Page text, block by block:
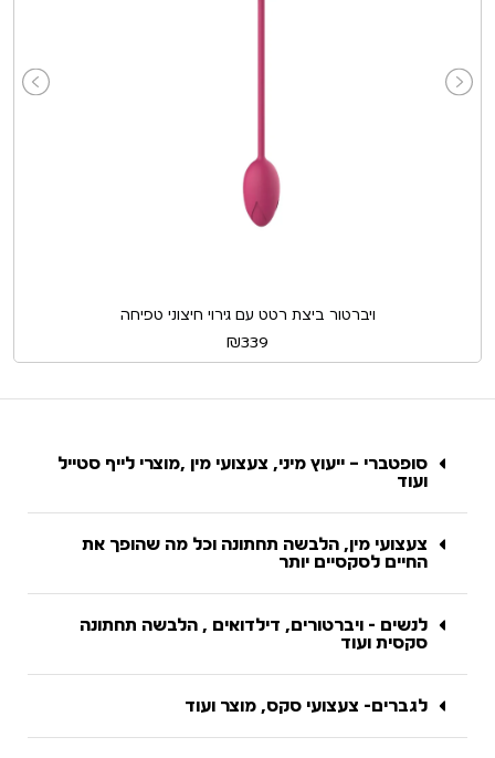
ויברטור ביצת רטט עם גירוי חיצוני טפיחה
₪339
סופטברי – ייעוץ מיני, צעצועי מין ,מוצרי לייף סטייל
ועוד
צעצועי מין, הלבשה תחתונה וכל מה שהופך את
החיים לסקסיים יותר
לנשים - ויברטורים, דילדואים , הלבשה תחתונה
סקסית ועוד
לגברים- צעצועי סקס, מוצר ועוד